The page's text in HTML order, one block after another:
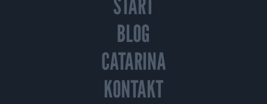
BLOG
CATARINA
KONTAKT